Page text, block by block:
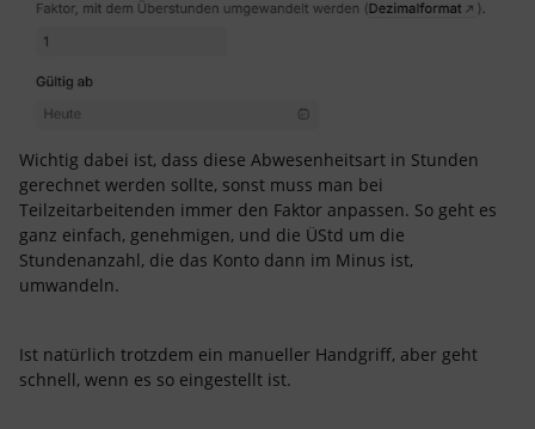
Wichtig dabei ist, dass diese Abwesenheitsart in Stunden
gerechnet werden sollte, sonst muss man bei
Teilzeitarbeitenden immer den Faktor anpassen. So geht es
ganz einfach, genehmigen, und die ÜStd um die
Stundenanzahl, die das Konto dann im Minus ist,
umwandeln.
Ist natürlich trotzdem ein manueller Handgriff, aber geht
schnell, wenn es so eingestellt ist.